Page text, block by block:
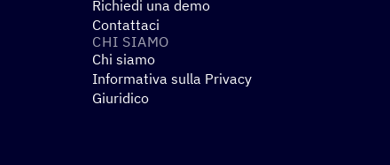
Richiedi una demo
Contattaci
CHI SIAMO
Chi siamo
Informativa sulla Privacy
Giuridico